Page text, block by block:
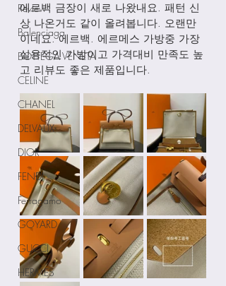
Review
Balenciaga
BOTTEGA VENETA
CELINE
CHANEL
DELVAUX
DIOR
FENDI
Ferragamo
GOYARD
GUCCI
HERMES
에르백 금장이 새로 나왔내요. 패턴 신
상 나온거도 같이 올려봅니다. 오랜만
이네요. 에르백. 에르메스 가방중 가장
실용적인 가방이고 가격대비 만족도 높
고 리뷰도 좋은 제품입니다.